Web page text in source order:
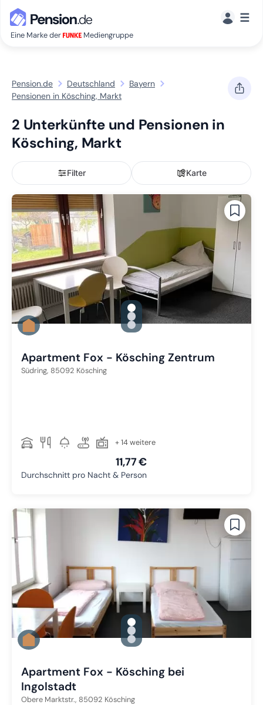
Eine Marke der Mediengruppe
☰
Pension.de Deutschland
Bayern
Pensionen in Kösching, Markt
2 Unterkünfte und Pensionen in
Kösching, Markt
Filter Karte
gallery.slide_selector
Zu Slide 1 wechseln
Zu Slide 2 wechseln
Zu Slide 3 wechseln
Apartment Fox - Kösching Zentrum
Südring, 85092 Kösching
+ 14 weitere
11,77 €
Durchschnitt pro Nacht & Person
gallery.slide_selector
Zu Slide 1 wechseln
Zu Slide 2 wechseln
Zu Slide 3 wechseln
Apartment Fox - Kösching bei
Ingolstadt
Obere Marktstr., 85092 Kösching